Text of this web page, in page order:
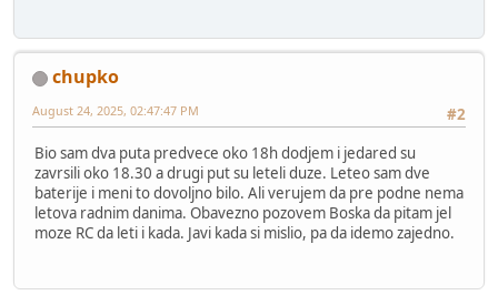
chupko
#2
August 24, 2025, 02:47:47 PM
Bio sam dva puta predvece oko 18h dodjem i jedared su
zavrsili oko 18.30 a drugi put su leteli duze. Leteo sam dve
baterije i meni to dovoljno bilo. Ali verujem da pre podne nema
letova radnim danima. Obavezno pozovem Boska da pitam jel
moze RC da leti i kada. Javi kada si mislio, pa da idemo zajedno.